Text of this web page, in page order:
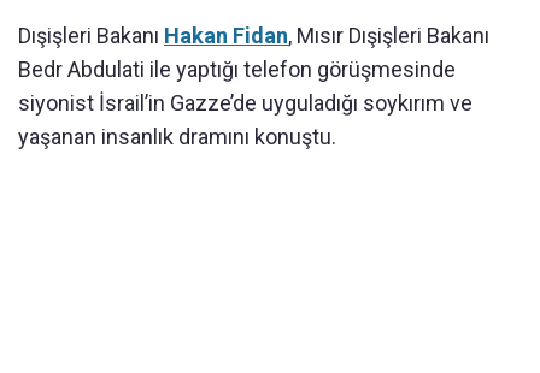
Dışişleri Bakanı Hakan Fidan, Mısır Dışişleri Bakanı
Bedr Abdulati ile yaptığı telefon görüşmesinde
siyonist İsrail’in Gazze’de uyguladığı soykırım ve
yaşanan insanlık dramını konuştu.